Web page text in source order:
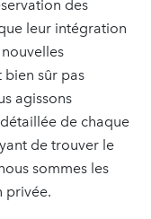
des
leur intégration
bien sûr pas
agissons
de chaque
de trouver le
sommes les
privée.